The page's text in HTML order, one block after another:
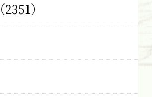
）